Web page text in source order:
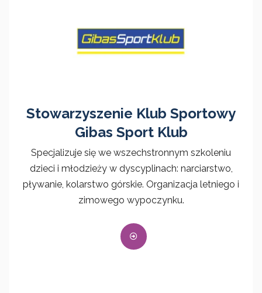
Stowarzyszenie Klub Sportowy
Gibas Sport Klub
Specjalizuje się we wszechstronnym szkoleniu
dzieci i młodzieży w dyscyplinach: narciarstwo,
pływanie, kolarstwo górskie. Organizacja letniego i
zimowego wypoczynku.